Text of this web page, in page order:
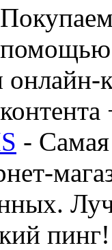
-
пинг!